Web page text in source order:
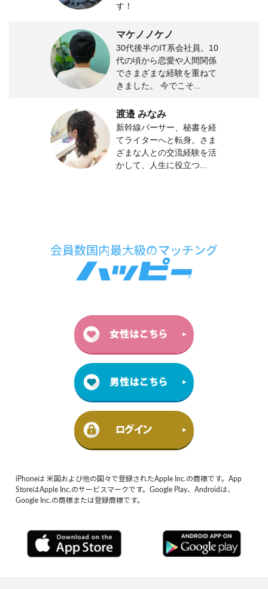
す！
マケノノケノ
30代後半のIT系会社員。10
代の頃から恋愛や人間関係
でさまざまな経験を重ねて
きました。 今でこそ...
渡邉 みなみ
新幹線パーサー、秘書を経
てライターへと転身。さま
ざまな人との交流経験を活
かして、人生に役立つ...
iPhoneは 米国および他の国々で登録されたApple Inc.の商標です。App
StoreはApple Inc.のサービスマークです。Google Play、Androidは、
Google Inc.の商標または登録商標です。